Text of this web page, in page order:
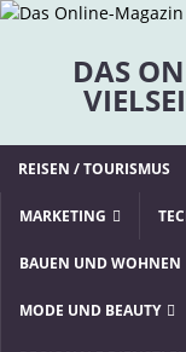
DAS
REISEN / TOURISMUS
MARKETING
BAUEN UND WOHNEN
MODE UND BEAUTY